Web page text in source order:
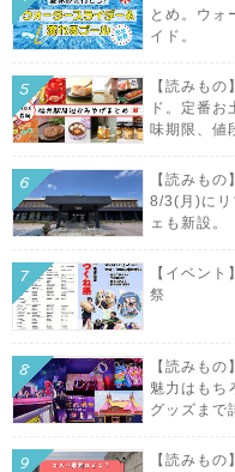
とめ。ウォ
イド。
【読みも
ド。定番
味期限、値
【読みも
8/3(月)にリ
ェも新設。
【イベン
祭
【読みも
魅力はもち
グッズまで
【読みも